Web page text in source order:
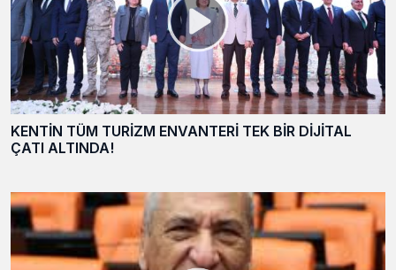
KENTİN TÜM TURİZM ENVANTERİ TEK BİR DİJİTAL
ÇATI ALTINDA!